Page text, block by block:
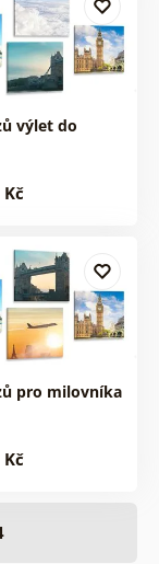
výlet do
pro milovníka